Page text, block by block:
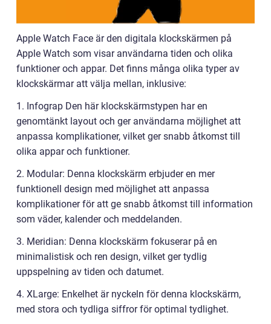
Apple Watch Face är den digitala klockskärmen på
Apple Watch som visar användarna tiden och olika
funktioner och appar. Det finns många olika typer av
klockskärmar att välja mellan, inklusive:
1. Infograp Den här klockskärmstypen har en
genomtänkt layout och ger användarna möjlighet att
anpassa komplikationer, vilket ger snabb åtkomst till
olika appar och funktioner.
2. Modular: Denna klockskärm erbjuder en mer
funktionell design med möjlighet att anpassa
komplikationer för att ge snabb åtkomst till information
som väder, kalender och meddelanden.
3. Meridian: Denna klockskärm fokuserar på en
minimalistisk och ren design, vilket ger tydlig
uppspelning av tiden och datumet.
4. XLarge: Enkelhet är nyckeln för denna klockskärm,
med stora och tydliga siffror för optimal tydlighet.